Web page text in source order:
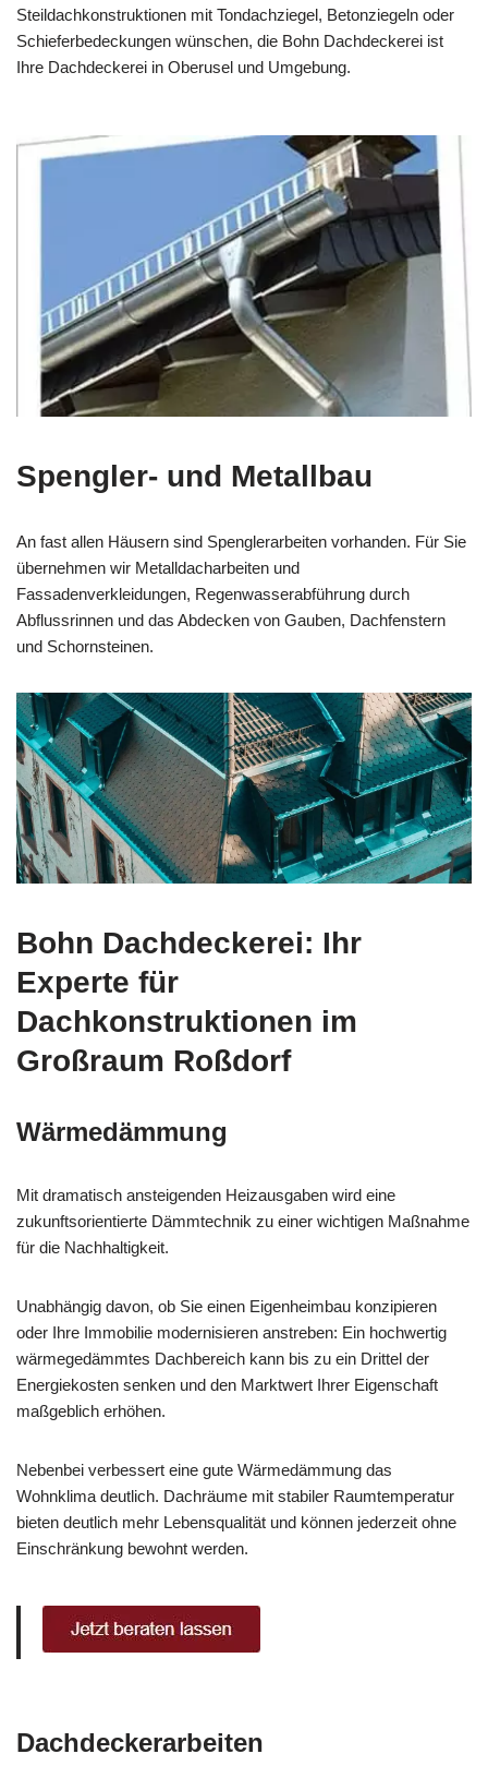
Steildachkonstruktionen mit Tondachziegel, Betonziegeln oder
Schieferbedeckungen wünschen, die Bohn Dachdeckerei ist
Ihre Dachdeckerei in Oberusel und Umgebung.
Spengler- und Metallbau
An fast allen Häusern sind Spenglerarbeiten vorhanden. Für Sie
übernehmen wir Metalldacharbeiten und
Fassadenverkleidungen, Regenwasserabführung durch
Abflussrinnen und das Abdecken von Gauben, Dachfenstern
und Schornsteinen.
Bohn Dachdeckerei: Ihr
Experte für
Dachkonstruktionen im
Großraum Roßdorf
Wärmedämmung
Mit dramatisch ansteigenden Heizausgaben wird eine
zukunftsorientierte Dämmtechnik zu einer wichtigen Maßnahme
für die Nachhaltigkeit.
Unabhängig davon, ob Sie einen Eigenheimbau konzipieren
oder Ihre Immobilie modernisieren anstreben: Ein hochwertig
wärmegedämmtes Dachbereich kann bis zu ein Drittel der
Energiekosten senken und den Marktwert Ihrer Eigenschaft
maßgeblich erhöhen.
Nebenbei verbessert eine gute Wärmedämmung das
Wohnklima deutlich. Dachräume mit stabiler Raumtemperatur
bieten deutlich mehr Lebensqualität und können jederzeit ohne
Einschränkung bewohnt werden.
Dachdeckerarbeiten